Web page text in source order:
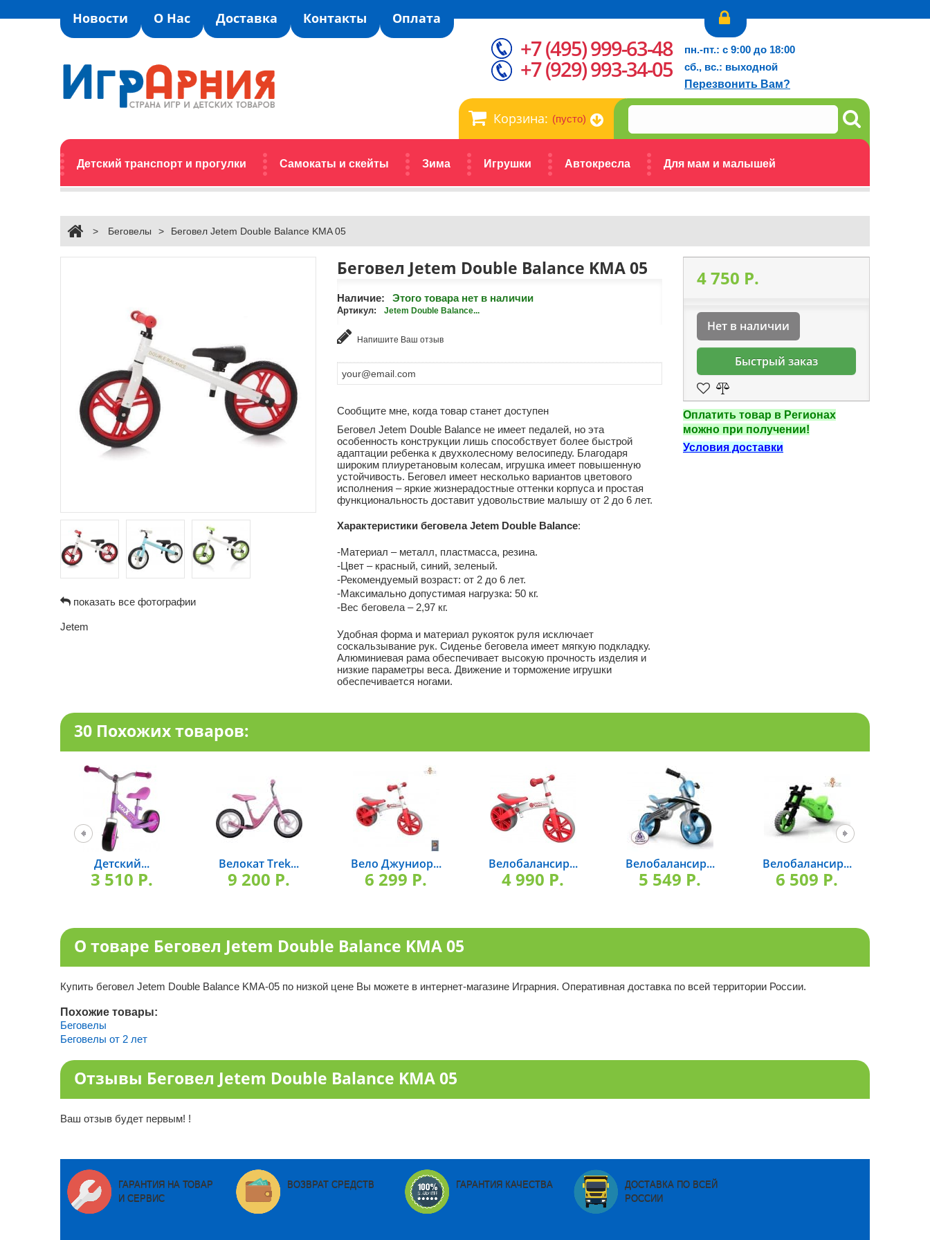
Новости О Нас Доставка Контакты Оплата
Корзина: (пусто)
Детский транспорт и прогулки Самокаты и скейты Зима Игрушки Автокресла Для мам и малышей
+7 (495) 999-63-48
+7 (929) 993-34-05
пн.-пт.: с 9:00 до 18:00
сб., вс.: выходной
Перезвонить Вам?
> Беговелы > Беговел Jetem Double Balance KMA 05
показать все фотографии
Jetem
Беговел Jetem Double Balance KMA 05
Наличие: Этого товара нет в наличии
Артикул: Jetem Double Balance...
Напишите Ваш отзыв
Сообщите мне, когда товар станет доступен
Беговел Jetem Double Balance не имеет педалей, но эта
особенность конструкции лишь способствует более быстрой
адаптации ребенка к двухколесному велосипеду. Благодаря
широким плиуретановым колесам, игрушка имеет повышенную
устойчивость. Беговел имеет несколько вариантов цветового
исполнения – яркие жизнерадостные оттенки корпуса и простая
функциональность доставит удовольствие малышу от 2 до 6 лет.
Характеристики беговела Jetem Double Balance:
-Материал – металл, пластмасса, резина.
-Цвет – красный, синий, зеленый.
-Рекомендуемый возраст: от 2 до 6 лет.
-Максимально допустимая нагрузка: 50 кг.
-Вес беговела – 2,97 кг.
Удобная форма и материал рукояток руля исключает
соскальзывание рук. Сиденье беговела имеет мягкую подкладку.
Алюминиевая рама обеспечивает высокую прочность изделия и
низкие параметры веса. Движение и торможение игрушки
обеспечивается ногами.
4 750 P.
Нет в наличии
Быстрый заказ
Оплатить товар в Регионах
можно при получении!
Условия доставки
30 Похожих товаров:
Детский...
3 510 P.
Велокат Trek...
9 200 P.
Вело Джуниор...
6 299 P.
Велобалансир...
4 990 P.
Велобалансир...
5 549 P.
Велобалансир...
6 509 P.
О товаре Беговел Jetem Double Balance KMA 05
Купить беговел Jetem Double Balance KMA-05 по низкой цене Вы можете в интернет-магазине Играрния. Оперативная доставка по всей территории России.
Похожие товары:
Беговелы
Беговелы от 2 лет
Отзывы Беговел Jetem Double Balance KMA 05
Ваш отзыв будет первым! !
ГАРАНТИЯ НА ТОВАР
И СЕРВИС
ВОЗВРАТ СРЕДСТВ ГАРАНТИЯ КАЧЕСТВА
ДОСТАВКА ПО ВСЕЙ
РОССИИ